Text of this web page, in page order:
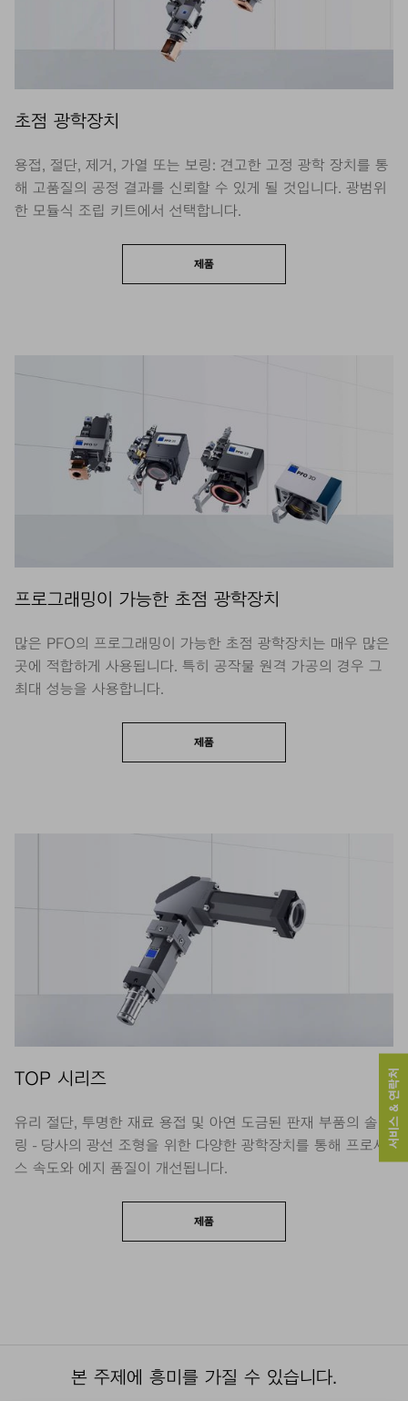
초점 광학장치
용접, 절단, 제거, 가열 또는 보링: 견고한 고정 광학 장치를 통
해 고품질의 공정 결과를 신뢰할 수 있게 될 것입니다. 광범위
한 모듈식 조립 키트에서 선택합니다.
제품
프로그래밍이 가능한 초점 광학장치
많은 PFO의 프로그래밍이 가능한 초점 광학장치는 매우 많은
곳에 적합하게 사용됩니다. 특히 공작물 원격 가공의 경우 그
최대 성능을 사용합니다.
제품
TOP 시리즈
유리 절단, 투명한 재료 용접 및 아연 도금된 판재 부품의 솔더
링 - 당사의 광선 조형을 위한 다양한 광학장치를 통해 프로세
스 속도와 에지 품질이 개선됩니다.
제품
본 주제에 흥미를 가질 수 있습니다.
서비스 & 연락처